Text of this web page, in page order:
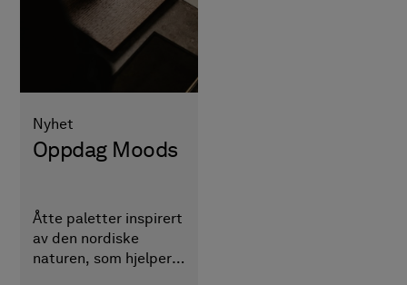
Nyhet
Oppdag Moods
Åtte paletter inspirert
av den nordiske
naturen, som hjelper